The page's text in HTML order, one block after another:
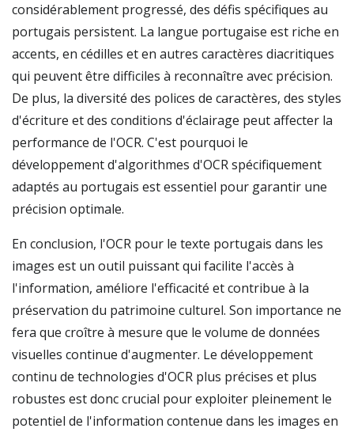
considérablement progressé, des défis spécifiques au
portugais persistent. La langue portugaise est riche en
accents, en cédilles et en autres caractères diacritiques
qui peuvent être difficiles à reconnaître avec précision.
De plus, la diversité des polices de caractères, des styles
d'écriture et des conditions d'éclairage peut affecter la
performance de l'OCR. C'est pourquoi le
développement d'algorithmes d'OCR spécifiquement
adaptés au portugais est essentiel pour garantir une
précision optimale.
En conclusion, l'OCR pour le texte portugais dans les
images est un outil puissant qui facilite l'accès à
l'information, améliore l'efficacité et contribue à la
préservation du patrimoine culturel. Son importance ne
fera que croître à mesure que le volume de données
visuelles continue d'augmenter. Le développement
continu de technologies d'OCR plus précises et plus
robustes est donc crucial pour exploiter pleinement le
potentiel de l'information contenue dans les images en